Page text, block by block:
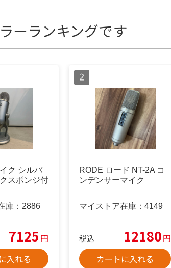
ーランキングです
ク シルバ
スポンジ付
庫： 2886
7125 円
入れる
RODE ロード NT-2A コ
ンデンサーマイク
マイストア在庫： 4149
税込 12180円
カートに入れる